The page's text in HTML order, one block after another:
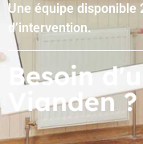
Une équipe disponible
d’intervention.
Besoin
Vianden ?